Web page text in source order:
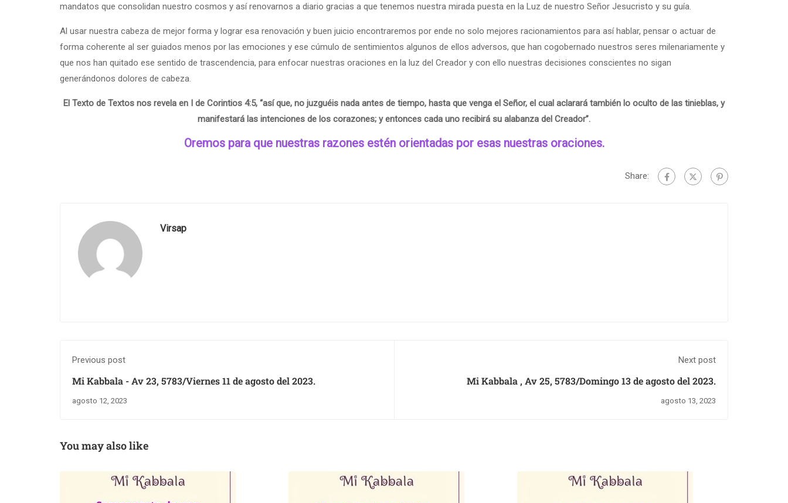
mandatos que consolidan nuestro cosmos y así renovarnos a diario gracias a que tenemos nuestra mirada puesta en la Luz de nuestro Señor Jesucristo y su guía.
Al usar nuestra cabeza de mejor forma y lograr esa renovación y buen juicio encontraremos por ende no solo mejores racionamientos para así hablar, pensar o actuar de
forma coherente al ser guiados menos por las emociones y ese cúmulo de sentimientos algunos de ellos adversos, que han cogobernado nuestros seres milenariamente y
que nos han quitado ese sentido de trascendencia, para enfocar nuestras oraciones en la luz del Creador y con ello nuestras decisiones conscientes no sigan
generándonos dolores de cabeza.
El Texto de Textos nos revela en I de Corintios 4:5, “así que, no juzguéis nada antes de tiempo, hasta que venga el Señor, el cual aclarará también lo oculto de las tinieblas, y
manifestará las intenciones de los corazones; y entonces cada uno recibirá su alabanza del Creador”.
Oremos para que nuestras razones estén orientadas por esas nuestras oraciones.
Share:
Virsap
Previous post
Mi Kabbala - Av 23, 5783/Viernes 11 de agosto del 2023.
agosto 12, 2023
Next post
Mi Kabbala , Av 25, 5783/Domingo 13 de agosto del 2023.
agosto 13, 2023
You may also like